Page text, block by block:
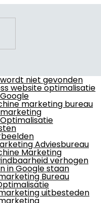
niet gevonden
website optimalisatie
marketing bureau
Adviesbureau
Marketing
verhogen
in Google staan
Bureau
uitbesteden